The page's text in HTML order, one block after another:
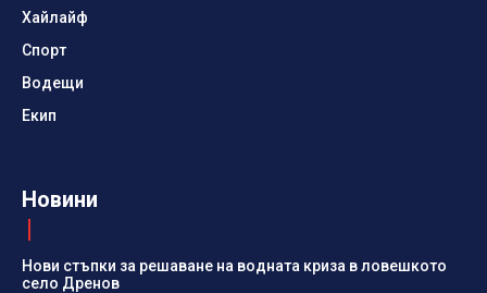
Хайлайф
Спорт
Водещи
Екип
Новини
Нови стъпки за решаване на водната криза в ловешкото
село Дренов